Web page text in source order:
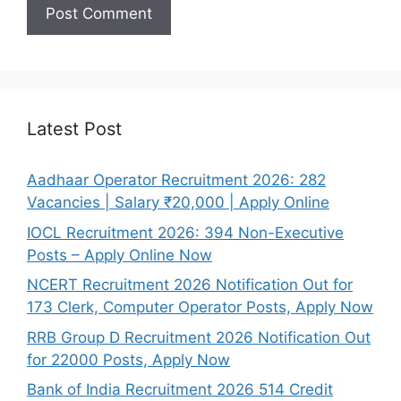
Latest Post
Aadhaar Operator Recruitment 2026: 282
Vacancies | Salary ₹20,000 | Apply Online
IOCL Recruitment 2026: 394 Non-Executive
Posts – Apply Online Now
NCERT Recruitment 2026 Notification Out for
173 Clerk, Computer Operator Posts, Apply Now
RRB Group D Recruitment 2026 Notification Out
for 22000 Posts, Apply Now
Bank of India Recruitment 2026 514 Credit